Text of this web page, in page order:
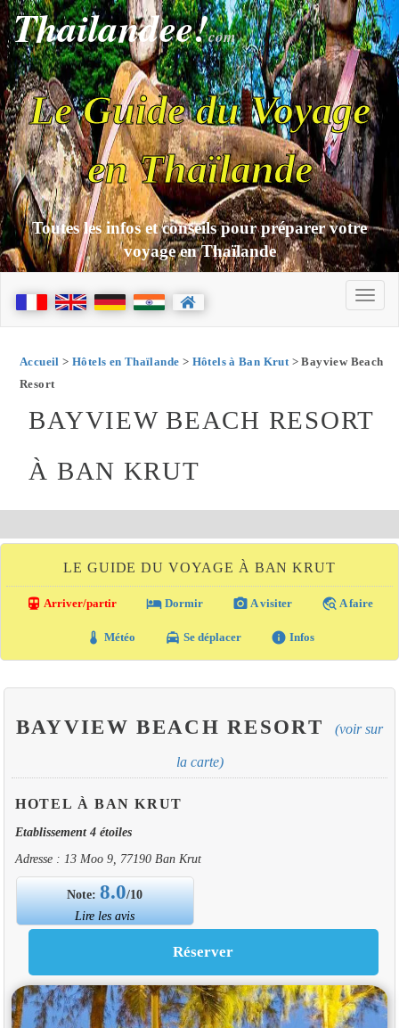
Thailandee!com
Le Guide du Voyage
en Thaïlande
Toutes les infos et conseils pour préparer votre
voyage en Thaïlande
Accueil > Hôtels en Thaïlande > Hôtels à Ban Krut> Bayview Beach
Resort
BAYVIEW BEACH RESORT
À BAN KRUT
LE GUIDE DU VOYAGE À BAN KRUT
directions_transit Arriver/partir local_hotel Dormir photo_camera A visiter travel_explore A faire
thermostat Météo local_taxi Se déplacer info Infos
BAYVIEW BEACH RESORT (voir sur
la carte)
HOTEL À BAN KRUT
Etablissement 4 étoiles
Adresse : 13 Moo 9, 77190 Ban Krut
Note:8.0/10
Lire les avis